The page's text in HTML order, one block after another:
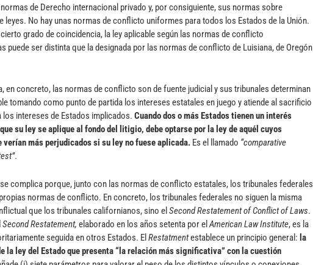
de Derecho internacional privado y, por consiguiente, sus normas sobre
leyes. No hay unas normas de conflicto uniformes para todos los Estados de la Unión.
grado de coincidencia, la ley aplicable según las normas de conflicto
puede ser distinta que la designada por las normas de conflicto de Luisiana, de Oregón
en concreto, las normas de conflicto son de fuente judicial y sus tribunales determinan
tomando como punto de partida los intereses estatales en juego y atiende al sacrificio
los intereses de Estados implicados. Cuando dos o más Estados tienen un interés
su ley se aplique al fondo del litigio, debe optarse por la ley de aquél cuyos
verían más perjudicados si su ley no fuese aplicada. Es el llamado “comparative
.
complica porque, junto con las normas de conflicto estatales, los tribunales federales
normas de conflicto. En concreto, los tribunales federales no siguen la misma
que los tribunales californianos, sino el Second Restatement of Conflict of Laws.
Second Restatement, elaborado en los años setenta por elAmerican Law Institute, es la
seguida en otros Estados. El Restatmentestablece un principio general: la
la ley del Estado que presenta “la relación más significativa” con la cuestión